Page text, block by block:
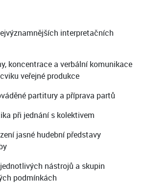
interpretačních
koncentrace a verbální komunikace
veřejné produkce
partitury a příprava partů
při jednání s kolektivem
jasné hudební představy
nástrojů a skupin
podmínkách